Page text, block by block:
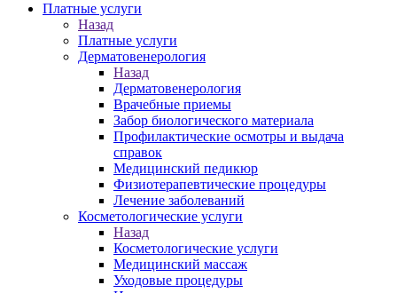
Платные услуги
Назад
Платные услуги
Дерматовенерология
Назад
Дерматовенерология
Врачебные приемы
Забор биологического материала
Профилактические осмотры и выдача
справок
Медицинский педикюр
Физиотерапевтические процедуры
Лечение заболеваний
Косметологические услуги
Назад
Косметологические услуги
Медицинский массаж
Уходовые процедуры